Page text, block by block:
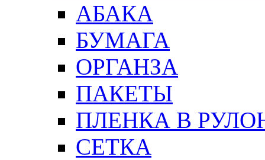
АБАКА
БУМАГА
ОРГАНЗА
ПАКЕТЫ
ПЛЕНКА В
СЕТКА